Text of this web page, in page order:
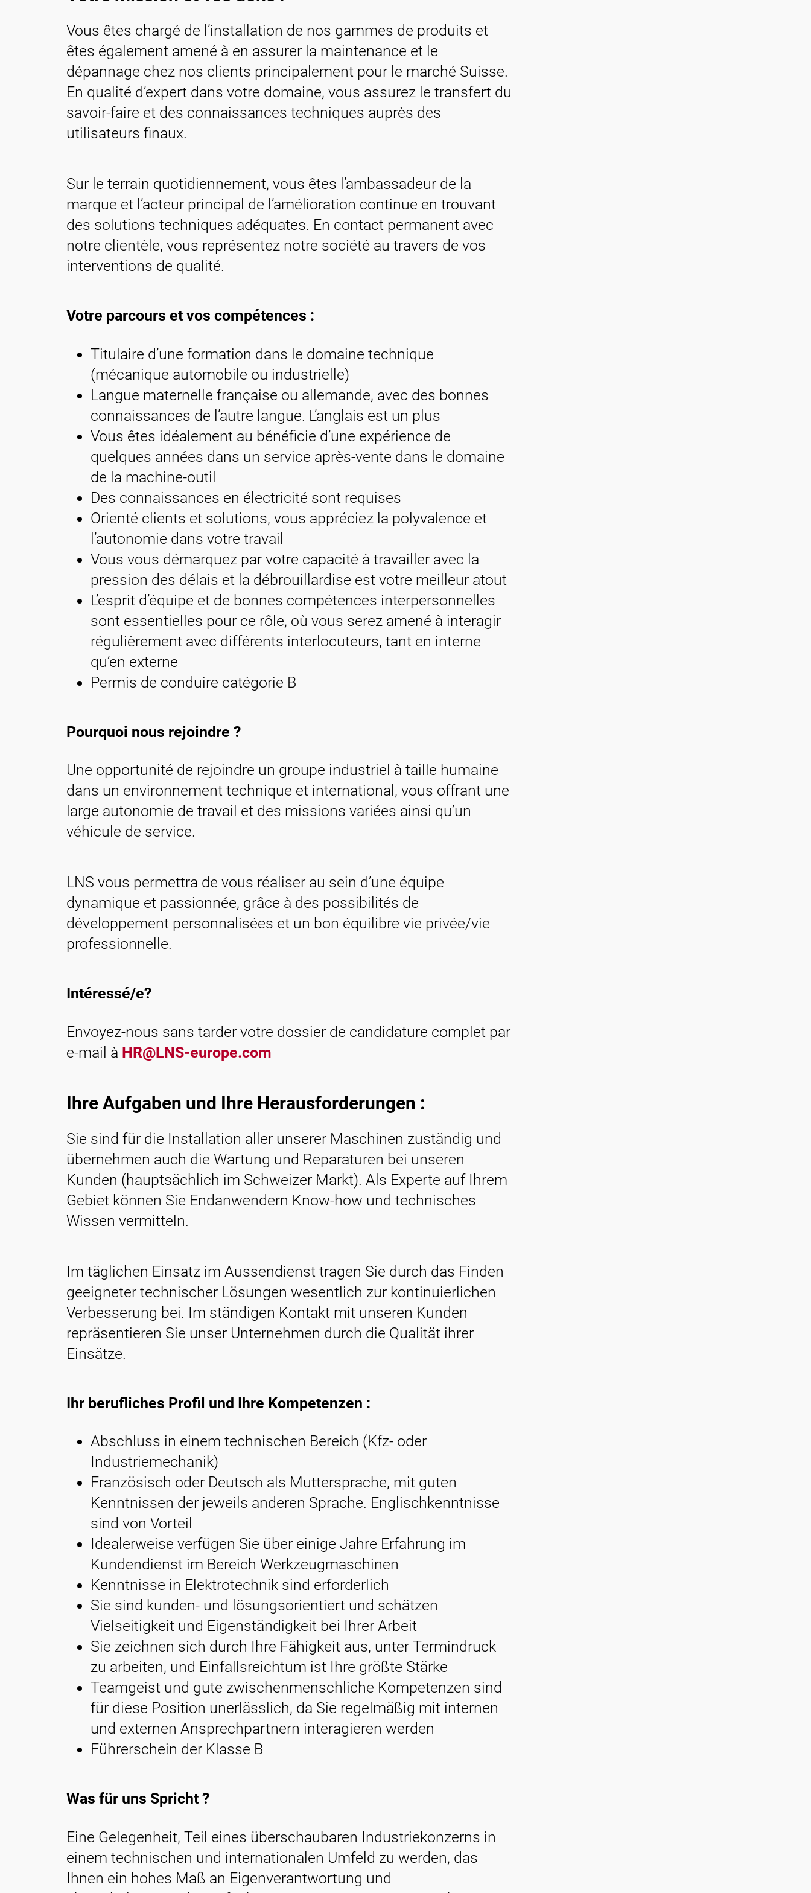
Vous êtes chargé de l’installation de nos gammes de produits et
êtes également amené à en assurer la maintenance et le
dépannage chez nos clients principalement pour le marché Suisse.
En qualité d’expert dans votre domaine, vous assurez le transfert du
savoir-faire et des connaissances techniques auprès des
utilisateurs finaux.
Sur le terrain quotidiennement, vous êtes l’ambassadeur de la
marque et l’acteur principal de l’amélioration continue en trouvant
des solutions techniques adéquates. En contact permanent avec
notre clientèle, vous représentez notre société au travers de vos
interventions de qualité.
Votre parcours et vos compétences :
Titulaire d’une formation dans le domaine technique
(mécanique automobile ou industrielle)
Langue maternelle française ou allemande, avec des bonnes
connaissances de l’autre langue. L’anglais est un plus
Vous êtes idéalement au bénéficie d’une expérience de
quelques années dans un service après-vente dans le domaine
de la machine-outil
Des connaissances en électricité sont requises
Orienté clients et solutions, vous appréciez la polyvalence et
l’autonomie dans votre travail
Vous vous démarquez par votre capacité à travailler avec la
pression des délais et la débrouillardise est votre meilleur atout
L’esprit d’équipe et de bonnes compétences interpersonnelles
sont essentielles pour ce rôle, où vous serez amené à interagir
régulièrement avec différents interlocuteurs, tant en interne
qu’en externe
Permis de conduire catégorie B
Pourquoi nous rejoindre ?
Une opportunité de rejoindre un groupe industriel à taille humaine
dans un environnement technique et international, vous offrant une
large autonomie de travail et des missions variées ainsi qu’un
véhicule de service.
LNS vous permettra de vous réaliser au sein d’une équipe
dynamique et passionnée, grâce à des possibilités de
développement personnalisées et un bon équilibre vie privée/vie
professionnelle.
Intéressé/e?
Envoyez-nous sans tarder votre dossier de candidature complet par
e-mail à HR@LNS-europe.com
Ihre Aufgaben und Ihre Herausforderungen :
Sie sind für die Installation aller unserer Maschinen zuständig und
übernehmen auch die Wartung und Reparaturen bei unseren
Kunden (hauptsächlich im Schweizer Markt). Als Experte auf Ihrem
Gebiet können Sie Endanwendern Know-how und technisches
Wissen vermitteln.
Im täglichen Einsatz im Aussendienst tragen Sie durch das Finden
geeigneter technischer Lösungen wesentlich zur kontinuierlichen
Verbesserung bei. Im ständigen Kontakt mit unseren Kunden
repräsentieren Sie unser Unternehmen durch die Qualität ihrer
Einsätze.
Ihr berufliches Profil und Ihre Kompetenzen :
Abschluss in einem technischen Bereich (Kfz- oder
Industriemechanik)
Französisch oder Deutsch als Muttersprache, mit guten
Kenntnissen der jeweils anderen Sprache. Englischkenntnisse
sind von Vorteil
Idealerweise verfügen Sie über einige Jahre Erfahrung im
Kundendienst im Bereich Werkzeugmaschinen
Kenntnisse in Elektrotechnik sind erforderlich
Sie sind kunden- und lösungsorientiert und schätzen
Vielseitigkeit und Eigenständigkeit bei Ihrer Arbeit
Sie zeichnen sich durch Ihre Fähigkeit aus, unter Termindruck
zu arbeiten, und Einfallsreichtum ist Ihre größte Stärke
Teamgeist und gute zwischenmenschliche Kompetenzen sind
für diese Position unerlässlich, da Sie regelmäßig mit internen
und externen Ansprechpartnern interagieren werden
Führerschein der Klasse B
Was für uns Spricht ?
Eine Gelegenheit, Teil eines überschaubaren Industriekonzerns in
einem technischen und internationalen Umfeld zu werden, das
Ihnen ein hohes Maß an Eigenverantwortung und
Contact